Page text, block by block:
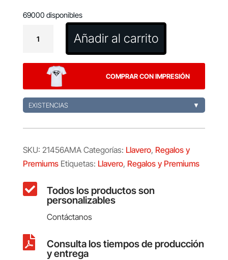
69000 disponibles
Cebrom
Añadir al carrito
COMPRAR CON IMPRESIÓN
EXISTENCIAS ▼
SKU: 21456AMA Categorías: Llavero, Regalos y
Premiums Etiquetas: Llavero, Regalos y Premiums
 Todos los productos son
personalizables
Contáctanos
 Consulta los tiempos de producción
y entrega